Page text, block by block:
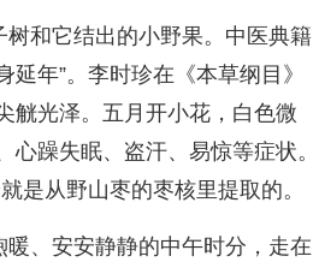
和它结出的小野果。中医典籍
延年”。李时珍在《本草纲目》
觥光泽。五月开小花，白色微
躁失眠、盗汗、易惊等症状。
是从野山枣的枣核里提取的。
、安安静静的中午时分，走在